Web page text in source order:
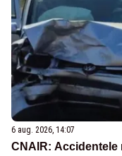
6 aug. 2026, 14:07
CNAIR: Accidentele